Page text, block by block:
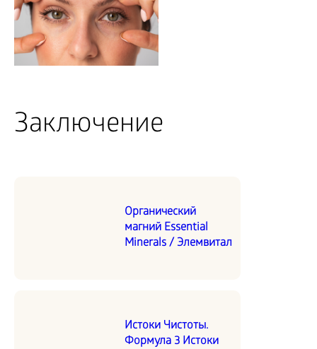
Заключение
Органический
магний Essential
Minerals / Элемвитал
Истоки Чистоты.
Формула 3 Истоки